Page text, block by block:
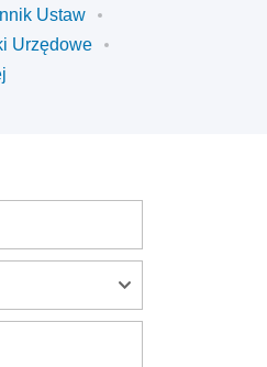
Ustaw
Urzędowe